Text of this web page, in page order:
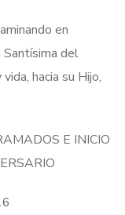
en
Santísima del
hacia su Hijo,
E INICIO